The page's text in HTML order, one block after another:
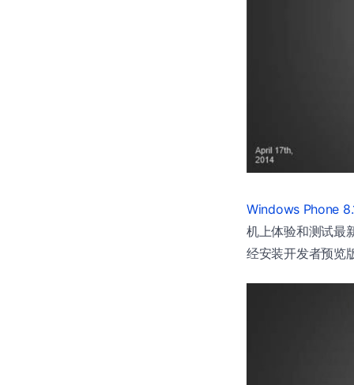
Windows Phone
机上体验和测试最
经安装开发者预览